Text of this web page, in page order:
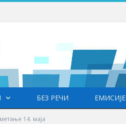
БЕЗ РЕЧИ ЕМИСИЈЕ
14. маја